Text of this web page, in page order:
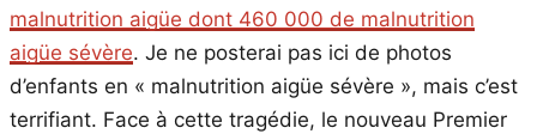
malnutrition aigüe dont 460 000 de malnutrition
aigüe sévère. Je ne posterai pas ici de photos
d’enfants en « malnutrition aigüe sévère », mais c’est
terrifiant. Face à cette tragédie, le nouveau Premier